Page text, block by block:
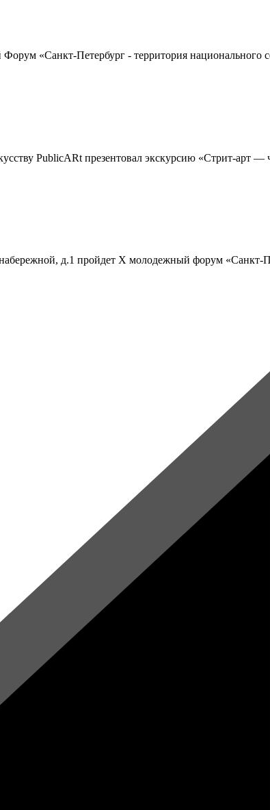
«Санкт-Петербург - территория национального
PublicARt презентовал экскурсию «Стрит-арт
д.1 пройдет X молодежный форум «Санкт-